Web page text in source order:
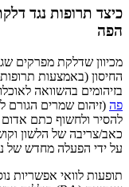
כיצד תרופות נגד
הפה
החיסון (באמצעות
בזיהומים בהשוואה
פה (זיהום שמרים הגורם
להסיר ולחשוף כתם
כאב/צריבה של הלשון
על ידי הפעלה מחדש של
תופעות לוואי אפשריות